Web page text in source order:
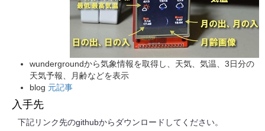
wundergroundから気象情報を取得し、天気、気温、3日分の
天気予報、月齢などを表示
blog 元記事
入手先
下記リンク先のgithubからダウンロードしてください。